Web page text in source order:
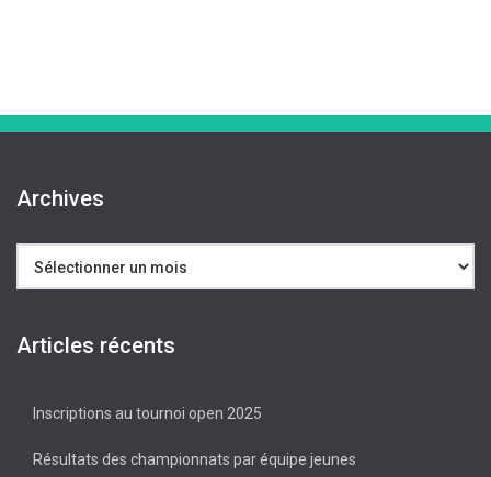
Archives
Articles récents
Inscriptions au tournoi open 2025
Résultats des championnats par équipe jeunes